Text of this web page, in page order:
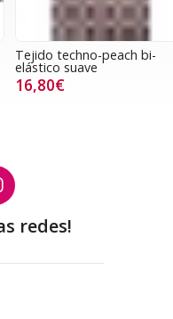
techno-peach bi-
suave
redes!